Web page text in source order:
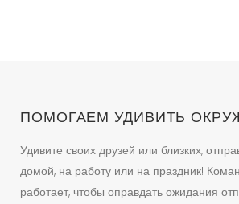
ПОМОГАЕМ УДИВИТЬ
Удивите своих друзей или близких,
домой, на работу или на праздник!
работает, чтобы оправдать ожидания